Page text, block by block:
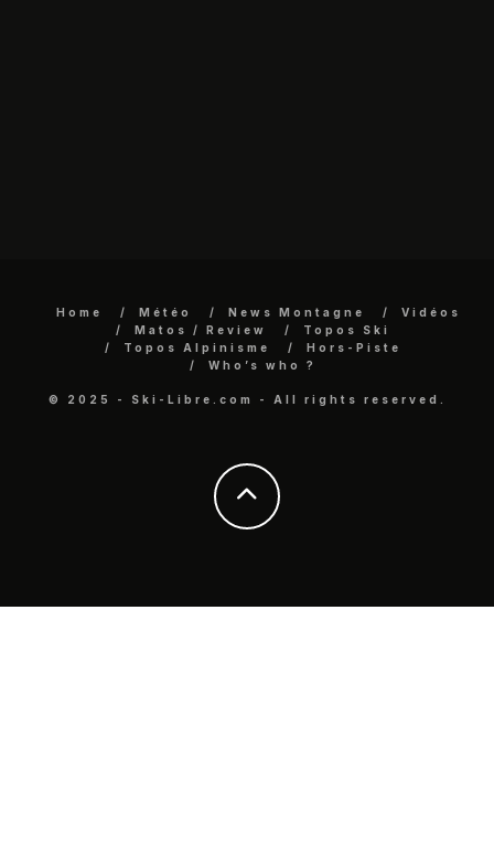
Home Météo News Montagne
Vidéos
Matos / Review
Topos Ski
Topos Alpinisme
Hors-Piste
Who’s who ?
© 2025 - Ski-Libre.com - All rights reserved.